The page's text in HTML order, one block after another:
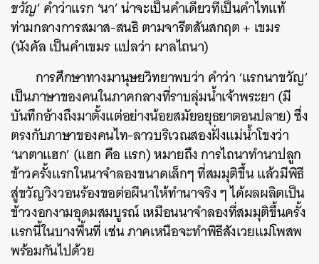
ขวัญ’ คำว่าแรก ‘นา’ น่าจะเป็นคำเดียวที่เป็นคำไทแท้
ท่ามกลางการสมาส-สนธิ ตามจารีตสันสกฤต + เขมร
(นังคัล เป็นคำเขมร แปลว่า ผาลไถนา)
การศึกษาทางมานุษยวิทยาพบว่า คำว่า ‘แรกนาขวัญ’
เป็นภาษาของคนในภาคกลางที่ราบลุ่มน้ำเจ้าพระยา (มี
บันทึกอ้างถึงมาตั้งแต่อย่างน้อยสมัยอยุธยาตอนปลาย) ซึ่ง
ตรงกับภาษาของคนไท-ลาวบริเวณสองฝั่งแม่น้ำโขงว่า
‘นาตาแฮก’ (แฮก คือ แรก) หมายถึง การไถนาทำนาปลูก
ข้าวครั้งแรกในนาจำลองขนาดเล็กๆ ที่สมมุติขึ้น แล้วมีพิธี
สู่ขวัญวิงวอนร้องขอต่อผีนาให้ทำนาจริง ๆ ได้ผลผลิตเป็น
ข้าวงอกงามอุดมสมบูรณ์ เหมือนนาจำลองที่สมมุติขึ้นครั้ง
แรกนี้ในบางพื้นที่ เช่น ภาคเหนือจะทำพิธีสังเวยแม่โพสพ
พร้อมกันไปด้วย